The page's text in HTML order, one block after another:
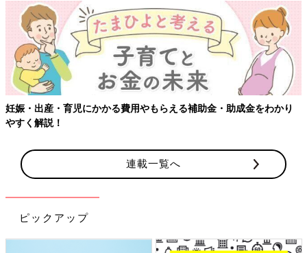
妊娠・出産・育児にかかる費用やもらえる補助金・助成金をわかり
やすく解説！
連載一覧へ
ピックアップ